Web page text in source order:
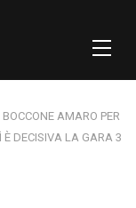
BOCCONE AMARO PER
È DECISIVA LA GARA 3